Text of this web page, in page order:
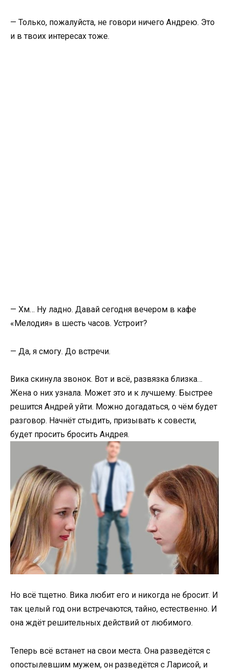
— Только, пожалуйста, не говори ничего Андрею. Это
и в твоих интересах тоже.
— Хм… Ну ладно. Давай сегодня вечером в кафе
«Мелодия» в шесть часов. Устроит?
— Да, я смогу. До встречи.
Вика скинула звонок. Вот и всё, развязка близка…
Жена о них узнала. Может это и к лучшему. Быстрее
решится Андрей уйти. Можно догадаться, о чём будет
разговор. Начнёт стыдить, призывать к совести,
будет просить бросить Андрея.
Но всё тщетно. Вика любит его и никогда не бросит. И
так целый год они встречаются, тайно, естественно. И
она ждёт решительных действий от любимого.
Теперь всё встанет на свои места. Она разведётся с
опостылевшим мужем, он разведётся с Ларисой, и